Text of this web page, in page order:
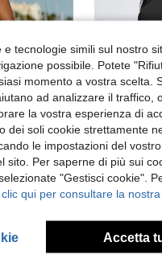
Store
Speed mate Maglietta casual lunga da donna con collo rotondo, top basic con vestibilità morbida, sportiva per primavera/estate
7.48€
e tecnologie simili sul nostro
possibile. Potete
momento a vostra scelta.
ad analizzare il
la vostra esperienza di
dei soli cookie strettamente
le impostazioni del
sito. Per saperne di più sui
"Gestisci cookie".
qui per consultare la
Accetta